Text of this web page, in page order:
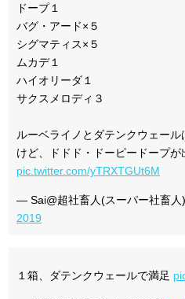
ドープ１
バグ・アード×５
シグマティス×５
ムカデ１
ハイオリーダ１
サクスメロディ３
ルーベライノとダテンクウェー
けど、ドドド・ドーピードープ
pic.twitter.com/yTRXTGUt6M
— Sai@超社畜人(スーパー社畜人
2019
１箱、ダテンクウェールで満足